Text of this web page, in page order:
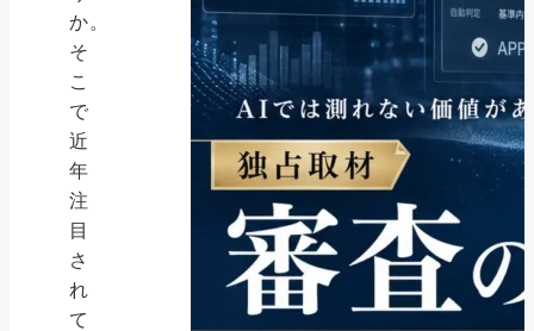
か。
そ
こ
で
近
年
注
目
さ
れ
て